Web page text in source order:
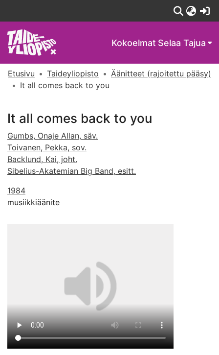
Kokoelmat Selaa Tajua
Etusivu Taideyliopisto
Äänitteet (rajoitettu pääsy)
It all comes back to you
It all comes back to you
Gumbs, Onaje Allan, säv.
Toivanen, Pekka, sov.
Backlund, Kai, joht.
Sibelius-Akatemian Big Band, esitt.
1984
musiikkiäänite